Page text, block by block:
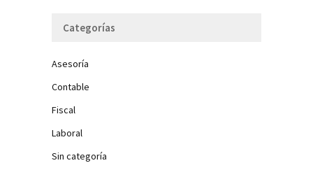
Categorías
Asesoría
Contable
Fiscal
Laboral
Sin categoría